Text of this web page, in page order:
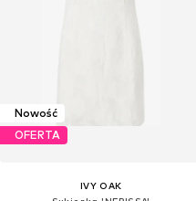
Nowość
OFERTA
IVY OAK